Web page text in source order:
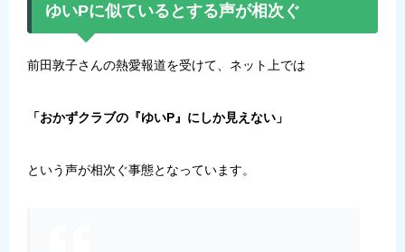
ゆいPに似ているとする声が相次ぐ
前田敦子さんの熱愛報道を受けて、ネット上では
「おかずクラブの『ゆいP』にしか見えない」
という声が相次ぐ事態となっています。